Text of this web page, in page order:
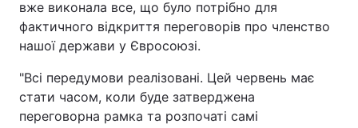
вже виконала все, що було потрібно для
фактичного відкриття переговорів про членство
нашої держави у Євросоюзі.
"Всі передумови реалізовані. Цей червень має
стати часом, коли буде затверджена
переговорна рамка та розпочаті самі